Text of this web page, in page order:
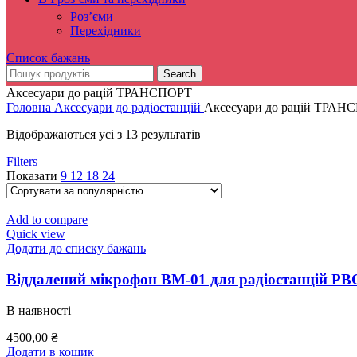
Роз’єми
Перехідники
Список бажань
Search
Аксесуари до рацій ТРАНСПОРТ
Головна Аксесуари до радіостанцій Аксесуари до рацій
Відображаються усі з 13 результатів
Filters
Показати 9 12 18 24
Add to compare
Quick view
Додати до списку бажань
Віддалений мікрофон ВМ-01 для радіостанцій
В наявності
4500,00 ₴
Додати в кошик